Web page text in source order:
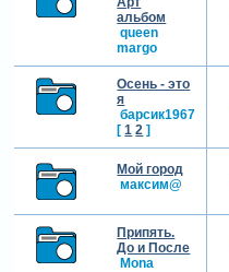
альбом
queen
margo
Осень - это
я
барсик1967
[ 1 2 ]
Мой город
максим@
Припять.
До и После
Mona